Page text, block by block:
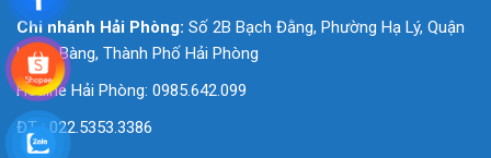
Chi nhánh Hải Phòng: Số 2B Bạch Đằng, Phường Hạ Lý, Quận
Hồng Bàng, Thành Phố Hải Phòng
Hotline Hải Phòng: 0985.642.099
ĐT : 022.5353.3386